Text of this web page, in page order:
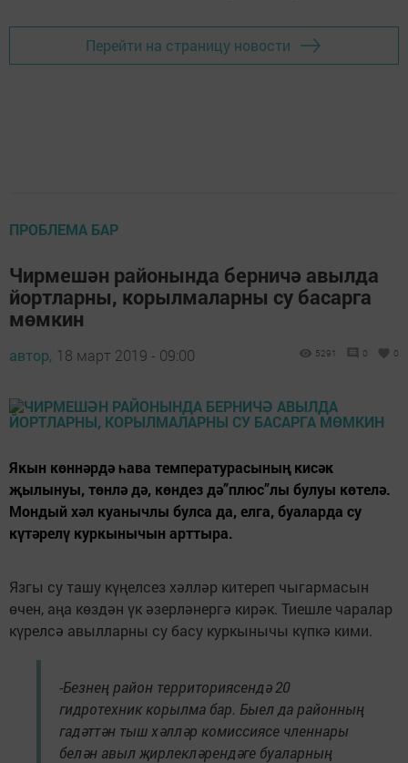
Перейти на страницу новости
ПРОБЛЕМА БАР
Чирмешән районында берничә авылда
йортларны, корылмаларны су басарга
мөмкин
автор, 18 март 2019 - 09:00 5291 0 0
Якын көннәрдә һава температурасының кисәк
җылынуы, төнлә дә, көндез дә”плюс”лы булуы көтелә.
Мондый хәл куанычлы булса да, елга, буаларда су
күтәрелү куркынычын арттыра.
Язгы су ташу күңелсез хәлләр китереп чыгармасын
өчен, аңа көздән үк әзерләнергә кирәк. Тиешле чаралар
күрелсә авылларны су басу куркынычы күпкә кими.
-Безнең район территориясендә 20
гидротехник корылма бар. Быел да районның
гадәттән тыш хәлләр комиссиясе членнары
белән авыл җирлекләрендәге буаларның